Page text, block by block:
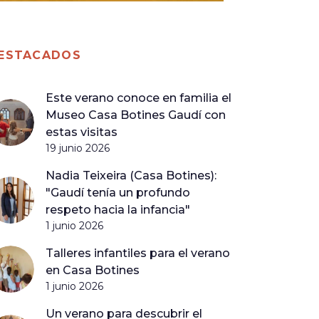
Este verano conoce en familia el
Museo Casa Botines Gaudí con
estas visitas
19 junio 2026
Nadia Teixeira (Casa Botines):
"Gaudí tenía un profundo
respeto hacia la infancia"
1 junio 2026
Talleres infantiles para el verano
en Casa Botines
1 junio 2026
Un verano para descubrir el